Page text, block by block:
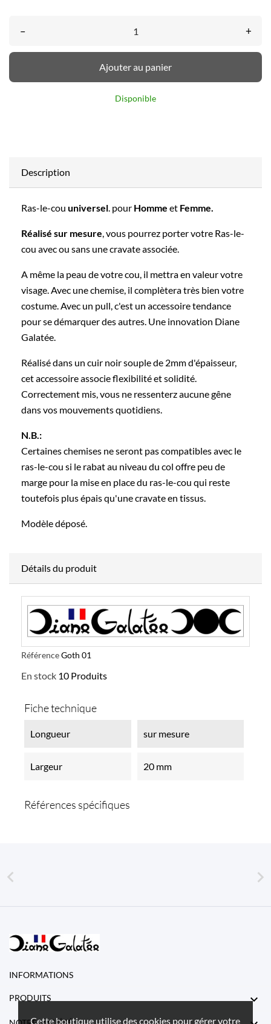
Cette boutique utilise des cookies pour gérer votre
– +
Ajouter au panier
Disponible
Description
Ras-le-cou universel. pour Homme et Femme.
Réalisé sur mesure, vous pourrez porter votre Ras-le-
cou avec ou sans une cravate associée.
A même la peau de votre cou, il mettra en valeur votre
visage. Avec une chemise, il complètera très bien votre
costume. Avec un pull, c'est un accessoire tendance
pour se démarquer des autres. Une innovation Diane
Galatée.
Réalisé dans un cuir noir souple de 2mm d'épaisseur,
cet accessoire associe flexibilité et solidité.
Correctement mis, vous ne ressenterz aucune gêne
dans vos mouvements quotidiens.
N.B.:
Certaines chemises ne seront pas compatibles avec le
ras-le-cou si le rabat au niveau du col offre peu de
marge pour la mise en place du ras-le-cou qui reste
toutefois plus épais qu'une cravate en tissus.
Modèle déposé.
Détails du produit
RéférenceGoth 01
En stock 10 Produits
Fiche technique
Longueur sur mesure
Largeur 20 mm
Références spécifiques
 
INFORMATIONS
PRODUITS 